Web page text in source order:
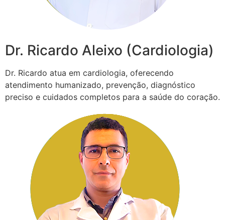
Dr. Ricardo Aleixo (Cardiologia)
Dr. Ricardo atua em cardiologia, oferecendo
atendimento humanizado, prevenção, diagnóstico
preciso e cuidados completos para a saúde do coração.